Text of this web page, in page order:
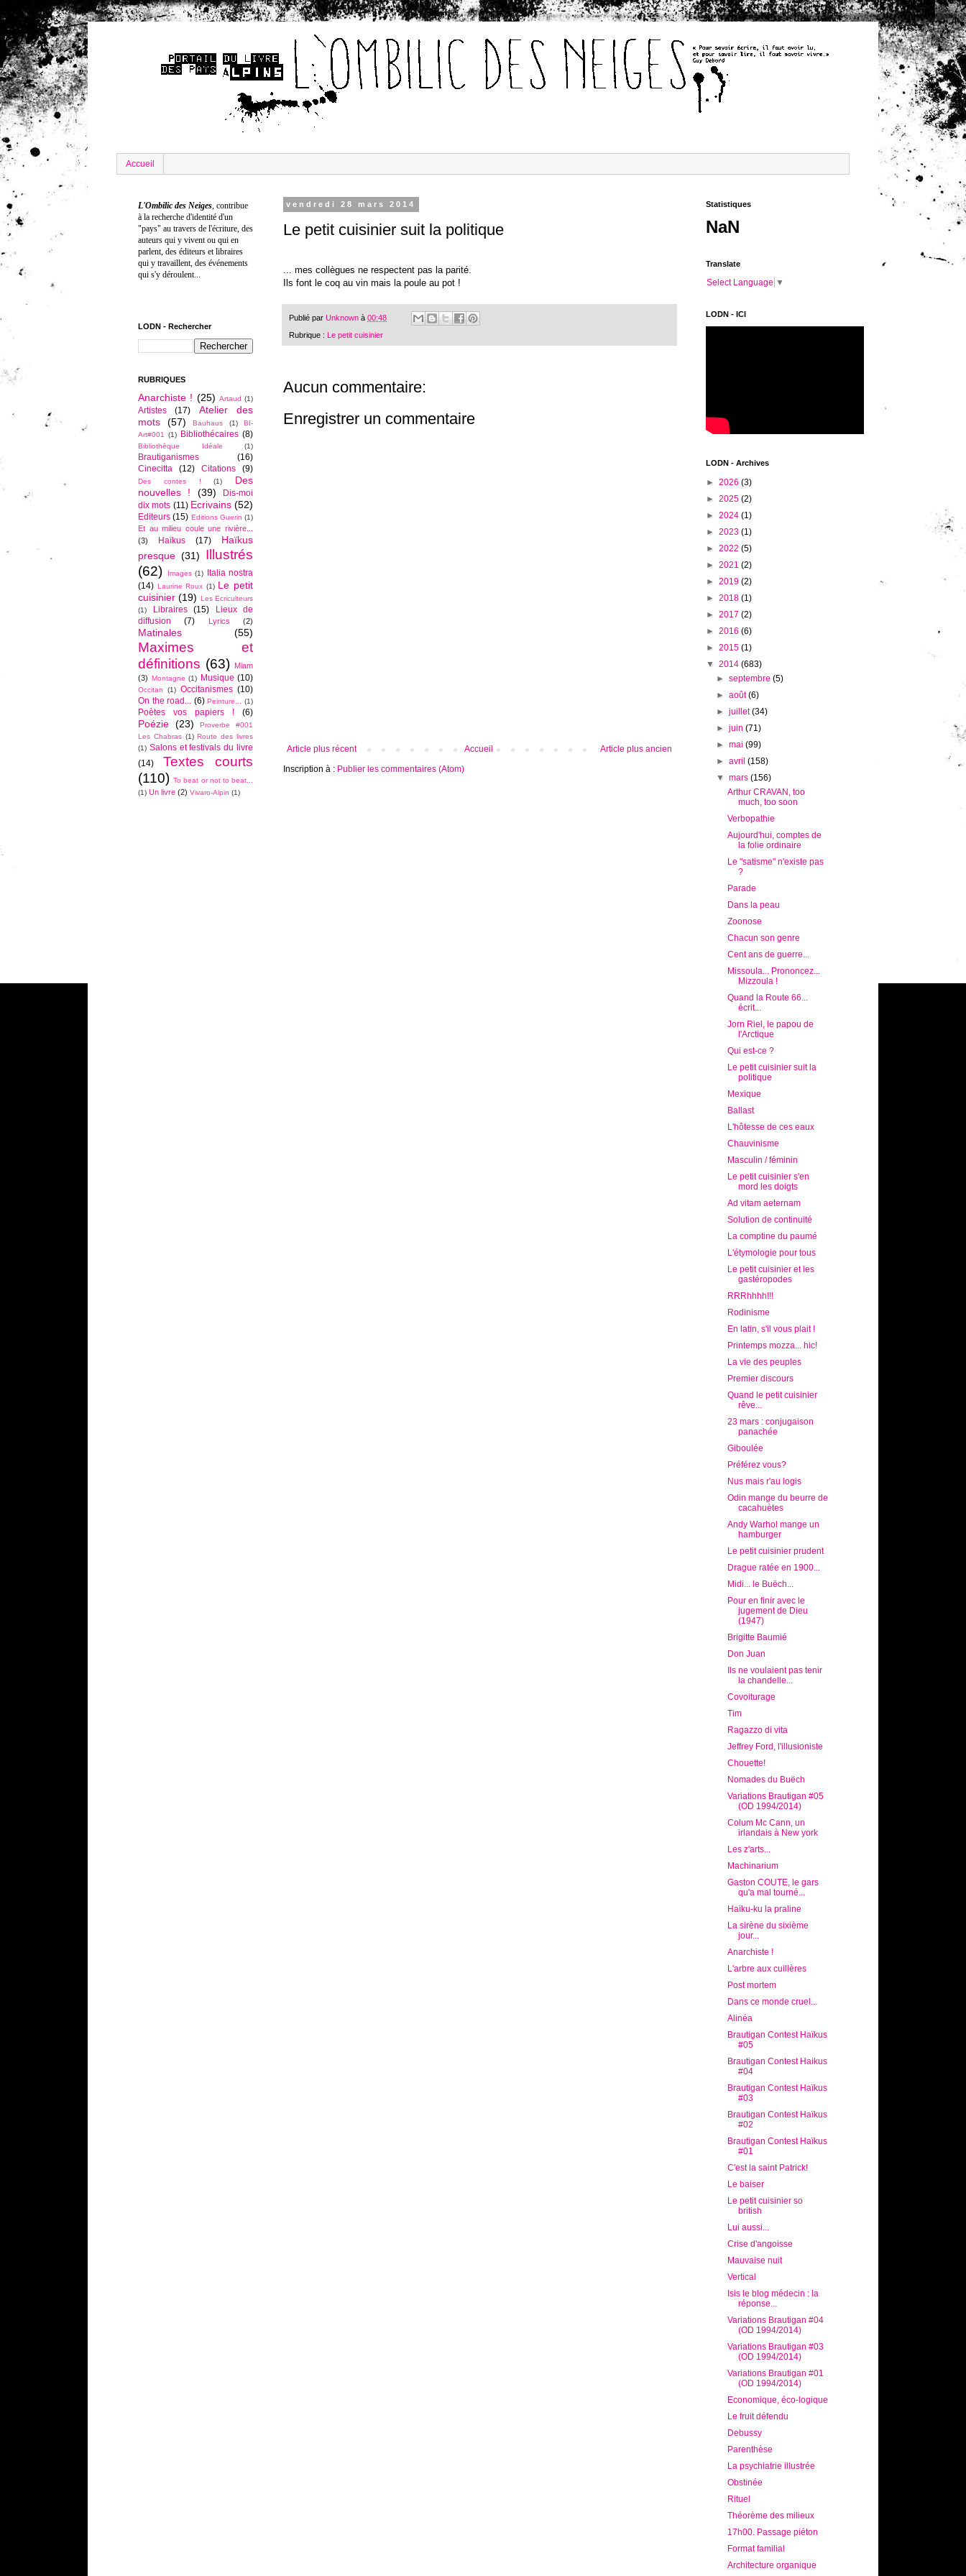
Accueil
vendredi 28 mars 2014
Le petit cuisinier suit la politique
... mes collègues ne respectent pas la parité.
Ils font le coq au vin mais la poule au pot !
Publié par Unknown à 00:48
Rubrique : Le petit cuisinier
Aucun commentaire:
Enregistrer un commentaire
Article plus récent Article plus ancien
Accueil
Inscription à : Publier les commentaires (Atom)
L'Ombilic des Neiges, contribue
à la recherche d'identité d'un
"pays" au travers de l'écriture, des
auteurs qui y vivent ou qui en
parlent, des éditeurs et libraires
qui y travaillent, des événements
qui s'y déroulent...
LODN - Rechercher
RUBRIQUES
Anarchiste ! (25) Artaud (1)
Artistes (17)
Atelier des
mots
(57) Bauhaus (1)
BI-
Art#001 (1) Bibliothécaires (8)
Bibliothèque Idéale (1)
Brautiganismes
(16)
Cinecitta
(12) Citations (9)
Des contes ! (1)
Des
nouvelles !
(39)
Dis-moi
dix mots (11) Ecrivains (52)
Editeurs (15) Editions Guerin (1)
Et au milieu coule une rivière...
(3)
Haïkus (17)
Haïkus
presque (31)
Illustrés
(62)
Images (1)
Italia nostra
(14) Laurine Roux (1) Le petit
cuisinier (19)
Les Ecriculteurs
(1)
Libraires (15)
Lieux de
diffusion
(7) Lyrics (2)
Matinales (55)
Maximes et
définitions (63)
Miam
(3)
Montagne (1) Musique (10)
Occitan (1) Occitanismes (10)
On the road... (6) Peinture... (1)
Poètes vos papiers ! (6)
Poézie (23)
Proverbe #001
Les Chabras (1) Route des livres
(1) Salons et festivals du livre
(14)
Textes courts
(110) To beat or not to beat...
(1) Un livre (2) Vivaro-Alpin (1)
Statistiques
NaN
Translate
Select Language ▼
LODN - ICI
LODN - Archives
► 2026 (3)
► 2025 (2)
► 2024 (1)
► 2023 (1)
► 2022 (5)
► 2021 (2)
► 2019 (2)
► 2018 (1)
► 2017 (2)
► 2016 (6)
► 2015 (1)
▼ 2014 (683)
►septembre(5)
►août(6)
►juillet(34)
►juin(71)
►mai(99)
►avril(158)
▼mars(156)
Arthur CRAVAN, too
much, too soon
Verbopathie
Aujourd'hui, comptes de
la folie ordinaire
Le "satisme" n'existe pas
?
Parade
Dans la peau
Zoonose
Chacun son genre
Cent ans de guerre...
Missoula... Prononcez...
Mizzoula !
Quand la Route 66...
écrit...
Jorn Riel, le papou de
l'Arctique
Qui est-ce ?
Le petit cuisinier suit la
politique
Mexique
Ballast
L'hôtesse de ces eaux
Chauvinisme
Masculin / féminin
Le petit cuisinier s'en
mord les doigts
Ad vitam aeternam
Solution de continuité
La comptine du paumé
L'étymologie pour tous
Le petit cuisinier et les
gastéropodes
RRRhhhh!!!
Rodinisme
En latin, s'il vous plait !
Printemps mozza... hic!
La vie des peuples
Premier discours
Quand le petit cuisinier
rêve...
23 mars : conjugaison
panachée
Giboulée
Préférez vous?
Nus mais r'au logis
Odin mange du beurre de
cacahuètes
Andy Warhol mange un
hamburger
Le petit cuisinier prudent
Drague ratée en 1900...
Midi... le Buëch...
Pour en finir avec le
jugement de Dieu
(1947)
Brigitte Baumié
Don Juan
Ils ne voulaient pas tenir
la chandelle...
Covoiturage
Tim
Ragazzo di vita
Jeffrey Ford, l'illusioniste
Chouette!
Nomades du Buëch
Variations Brautigan #05
(OD 1994/2014)
Colum Mc Cann, un
irlandais à New york
Les z'arts...
Machinarium
Gaston COUTE, le gars
qu'a mal tourné...
Haïku-ku la praline
La sirène du sixième
jour...
Anarchiste !
L'arbre aux cuillères
Post mortem
Dans ce monde cruel...
Alinéa
Brautigan Contest Haïkus
#05
Brautigan Contest Haikus
#04
Brautigan Contest Haïkus
#03
Brautigan Contest Haïkus
#02
Brautigan Contest Haïkus
#01
C'est la saint Patrick!
Le baiser
Le petit cuisinier so
british
Lui aussi...
Crise d'angoisse
Mauvaise nuit
Vertical
Isis le blog médecin : la
réponse...
Variations Brautigan #04
(OD 1994/2014)
Variations Brautigan #03
(OD 1994/2014)
Variations Brautigan #01
(OD 1994/2014)
Economique, éco-logique
Le fruit défendu
Debussy
Parenthèse
La psychiatrie illustrée
Obstinée
Rituel
Théorème des milieux
17h00. Passage piéton
Format familial
Architecture organique